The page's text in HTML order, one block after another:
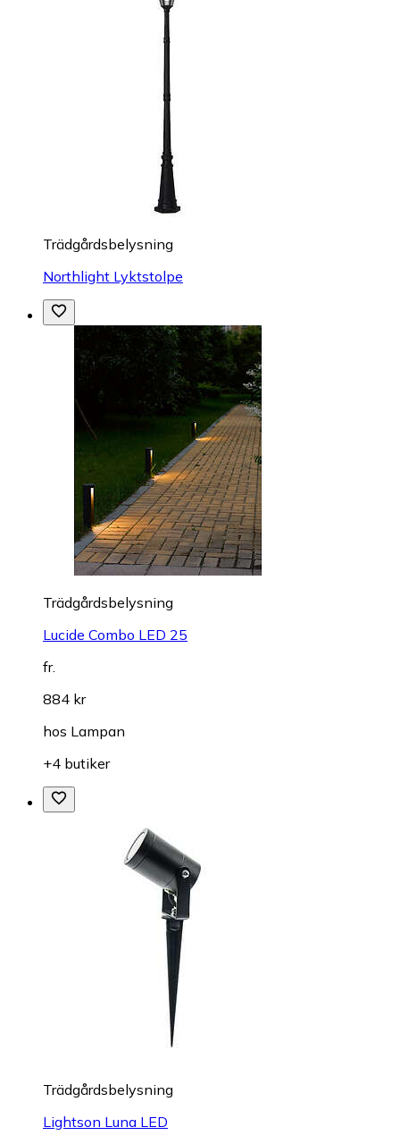
Trädgårdsbelysning
Northlight Lyktstolpe
Trädgårdsbelysning
Lucide Combo LED 25
fr.
884 kr
hos Lampan
+4 butiker
Trädgårdsbelysning
Lightson Luna LED